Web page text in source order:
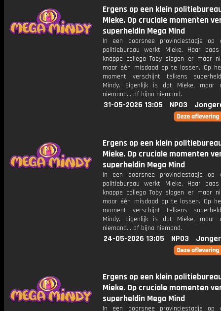
Ergens op een klein
Mieke. Op cruciale momenten
superheldin Mega Mind
In een doorsnee provinciestadje op
politiebureau werkt Mieke. Haar
knappe collega Toby slagen er maar
maar één misdaad op te lossen. Op
moment verschijnt telkens
Mindy. Eigenlijk is dat Mieke, maar
niemand... of bijna niemand.
31-05-2026 13:05 NPO3
Ergens op een klein
Mieke. Op cruciale momenten
superheldin Mega Mind
In een doorsnee provinciestadje op
politiebureau werkt Mieke. Haar
knappe collega Toby slagen er maar
maar één misdaad op te lossen. Op
moment verschijnt telkens
Mindy. Eigenlijk is dat Mieke, maar
niemand... of bijna niemand.
24-05-2026 13:05 NPO3
Ergens op een klein
Mieke. Op cruciale momenten
superheldin Mega Mind
In een doorsnee provinciestadje op